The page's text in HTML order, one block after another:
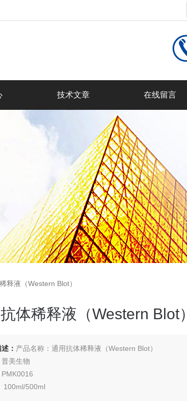
技术文章 在线留言
释液（Western Blot）
体稀释液（Western Blot）
： 产品名称：通用抗体稀释液（Western Blot）
美生物
100ml/500ml